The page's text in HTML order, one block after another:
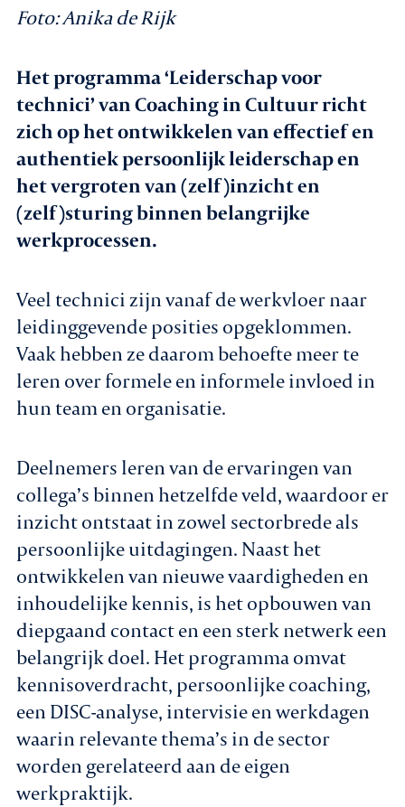
In gesprek met leden
Contact
Aanmelden nieuwsbrief
Foto: Anika de Rijk
Het programma ‘Leiderschap voor
technici’ van Coaching in Cultuur richt
zich op het ontwikkelen van effectief en
authentiek persoonlijk leiderschap en
het vergroten van (zelf)inzicht en
(zelf)sturing binnen belangrijke
werkprocessen.
Veel technici zijn vanaf de werkvloer naar
leidinggevende posities opgeklommen.
Vaak hebben ze daarom behoefte meer te
leren over formele en informele invloed in
hun team en organisatie.
Deelnemers leren van de ervaringen van
collega’s binnen hetzelfde veld, waardoor er
inzicht ontstaat in zowel sectorbrede als
persoonlijke uitdagingen. Naast het
ontwikkelen van nieuwe vaardigheden en
inhoudelijke kennis, is het opbouwen van
diepgaand contact en een sterk netwerk een
belangrijk doel. Het programma omvat
kennisoverdracht, persoonlijke coaching,
een DISC-analyse, intervisie en werkdagen
waarin relevante thema’s in de sector
worden gerelateerd aan de eigen
werkpraktijk.